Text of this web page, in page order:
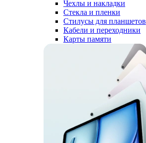
Чехлы и накладки
Стекла и пленки
Стилусы для планшетов
Кабели и переходники
Карты памяти